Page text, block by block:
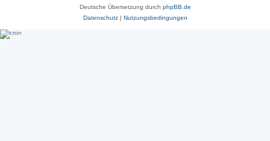
Deutsche Übersetzung durch phpBB.de
Datenschutz| Nutzungsbedingungen